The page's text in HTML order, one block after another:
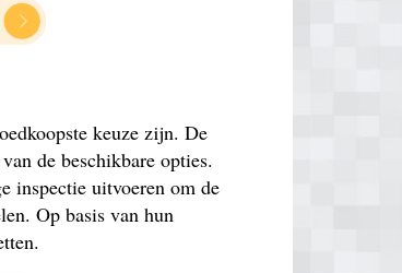
keuze zijn. De
de beschikbare opties.
inspectie uitvoeren om de
Op basis van hun